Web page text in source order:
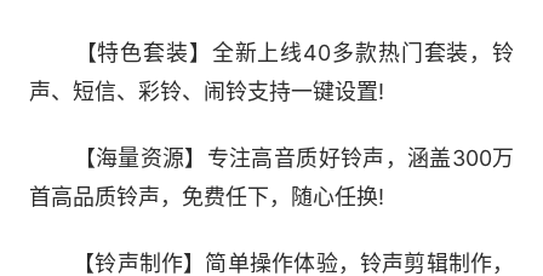
【特色套装】全新上线40多款热门套装，铃
声、短信、彩铃、闹铃支持一键设置!
【海量资源】专注高音质好铃声，涵盖300万
首高品质铃声，免费任下，随心任换!
【铃声制作】简单操作体验，铃声剪辑制作，